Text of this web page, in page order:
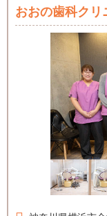
おおの歯科クリ